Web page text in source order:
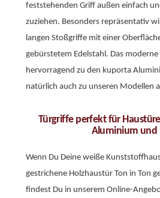
feststehenden Griff außen einfach
zuziehen. Besonders repräsentativ
langen Stoßgriffe mit einer
gebürstetem Edelstahl. Das moderne
hervorragend zu den kuporta
natürlich auch zu unseren Modellen
Türgriffe perfekt für
Aluminium und
Wenn Du Deine weiße
gestrichene Holzhaustür Ton in Ton
findest Du in unserem Online-